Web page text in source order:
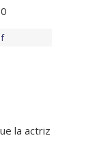
la actriz